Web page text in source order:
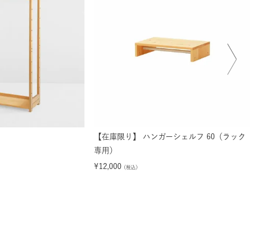
【在庫限り】 ハンガーシェルフ 60（ラック
専用）
¥12,000 （税込）